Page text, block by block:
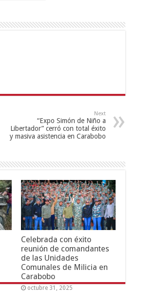
Next
“Expo Simón de Niño a
Libertador” cerró con total éxito
y masiva asistencia en Carabobo
Celebrada con éxito
reunión de comandantes
de las Unidades
Comunales de Milicia en
Carabobo
octubre 31, 2025